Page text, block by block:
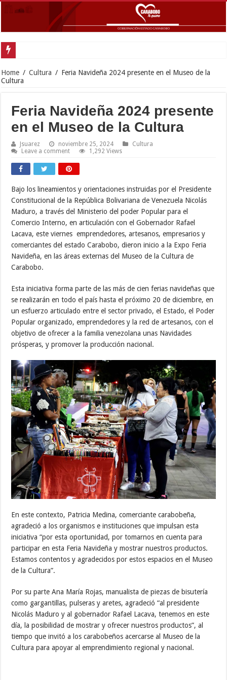
Home / Cultura / Feria Navideña 2024 presente en el Museo de la
Cultura
Feria Navideña 2024 presente
en el Museo de la Cultura
Jsuarez noviembre 25, 2024
Cultura
Leave a comment
1,292 Views
Bajo los lineamientos y orientaciones instruidas por el Presidente
Constitucional de la República Bolivariana de Venezuela Nicolás
Maduro, a través del Ministerio del poder Popular para el
Comercio Interno, en articulación con el Gobernador Rafael
Lacava, este viernes emprendedores, artesanos, empresarios y
comerciantes del estado Carabobo, dieron inicio a la Expo Feria
Navideña, en las áreas externas del Museo de la Cultura de
Carabobo.
Esta iniciativa forma parte de las más de cien ferias navideñas que
se realizarán en todo el país hasta el próximo 20 de diciembre, en
un esfuerzo articulado entre el sector privado, el Estado, el Poder
Popular organizado, emprendedores y la red de artesanos, con el
objetivo de ofrecer a la familia venezolana unas Navidades
prósperas, y promover la producción nacional.
En este contexto, Patricia Medina, comerciante carabobeña,
agradeció a los organismos e instituciones que impulsan esta
iniciativa “por esta oportunidad, por tomarnos en cuenta para
participar en esta Feria Navideña y mostrar nuestros productos.
Estamos contentos y agradecidos por estos espacios en el Museo
de la Cultura”.
Por su parte Ana María Rojas, manualista de piezas de bisutería
como gargantillas, pulseras y aretes, agradeció “al presidente
Nicolás Maduro y al gobernador Rafael Lacava, tenemos en este
día, la posibilidad de mostrar y ofrecer nuestros productos”, al
tiempo que invitó a los carabobeños acercarse al Museo de la
Cultura para apoyar al emprendimiento regional y nacional.